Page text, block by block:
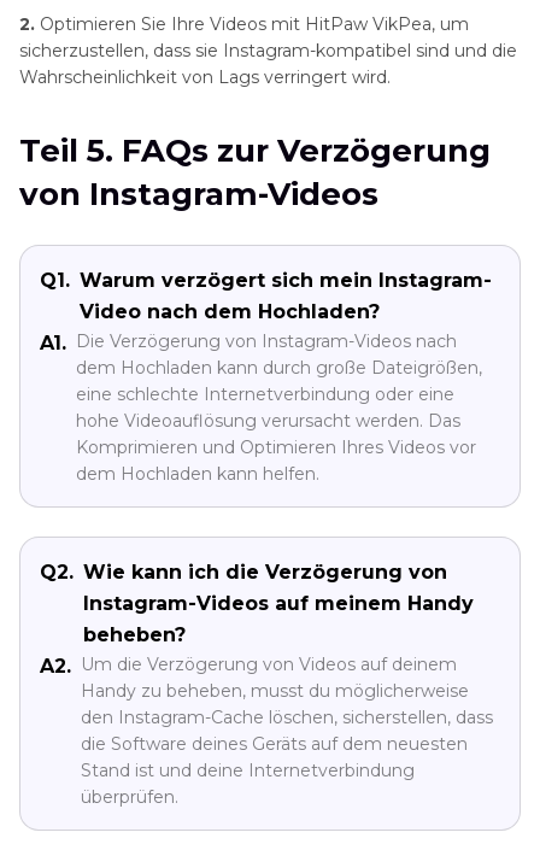
2. Optimieren Sie Ihre Videos mit HitPaw VikPea, um
sicherzustellen, dass sie Instagram-kompatibel sind und die
Wahrscheinlichkeit von Lags verringert wird.
Teil 5. FAQs zur Verzögerung
von Instagram-Videos
Q1. Warum verzögert sich mein Instagram-
Video nach dem Hochladen?
A1. Die Verzögerung von Instagram-Videos nach
dem Hochladen kann durch große Dateigrößen,
eine schlechte Internetverbindung oder eine
hohe Videoauflösung verursacht werden. Das
Komprimieren und Optimieren Ihres Videos vor
dem Hochladen kann helfen.
Q2. Wie kann ich die Verzögerung von
Instagram-Videos auf meinem Handy
beheben?
A2. Um die Verzögerung von Videos auf deinem
Handy zu beheben, musst du möglicherweise
den Instagram-Cache löschen, sicherstellen, dass
die Software deines Geräts auf dem neuesten
Stand ist und deine Internetverbindung
überprüfen.